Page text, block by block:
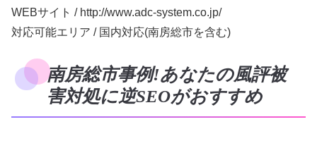
WEBサイト / http://www.adc-system.co.jp/
対応可能エリア / 国内対応(南房総市を含む)
南房総市事例!あなたの風評被
害対処に逆SEOがおすすめ